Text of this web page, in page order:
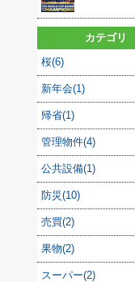
カテゴリ
桜(6)
新年会(1)
帰省(1)
管理物件(4)
公共設備(1)
防災(10)
売買(2)
果物(2)
スーパー(2)